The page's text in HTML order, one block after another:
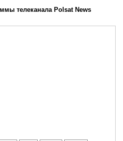
телеканала Polsat News